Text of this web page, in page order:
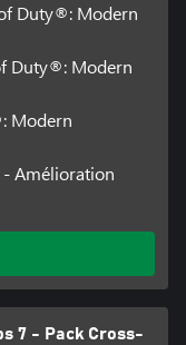
Duty®: Modern
Duty®: Modern
Modern
Amélioration
7 - Pack Cross-